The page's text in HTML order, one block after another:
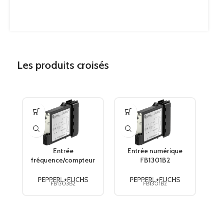
Les produits croisés
Entrée
fréquence/compteur
PEPPERL+FUCHS
PEPPERL+FUCHS
FB1303B2
Entrée numérique
FB1301B2
PEPPERL+FUCHS
FB1301B2